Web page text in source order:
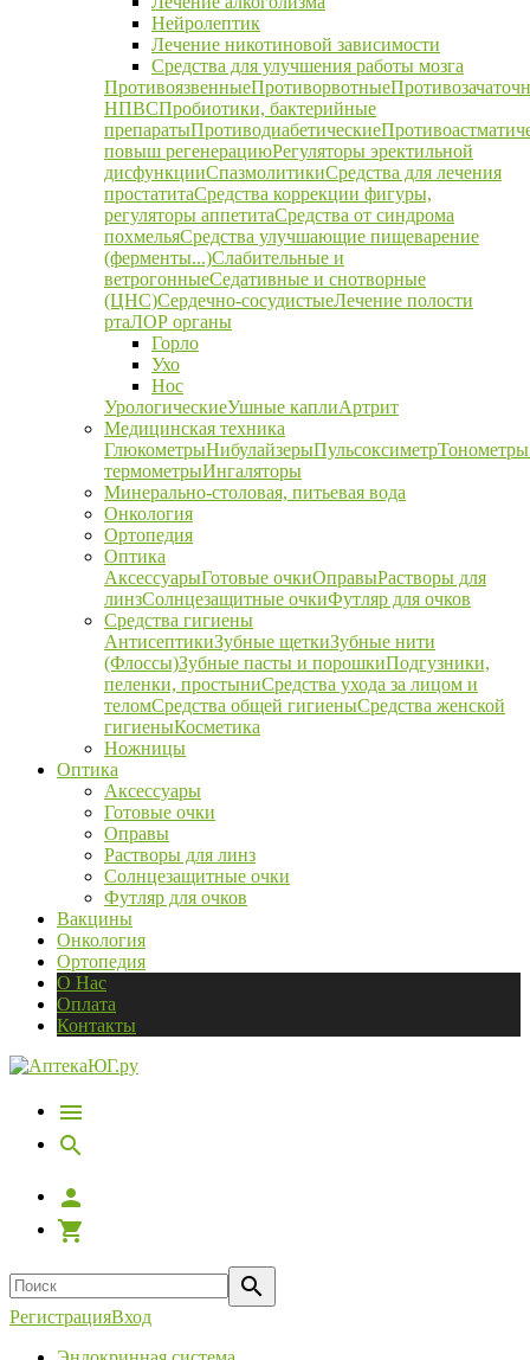
Нейролептик
Лечение никотиновой зависимости
Средства для улучшения работы мозга
ПротивоязвенныеПротиворвотные
НПВСПробиотики, бактерийные
препаратыПротиводиабетические
повыш регенерациюРегуляторы эректильной
дисфункцииСпазмолитикиСредства для лечения
простатитаСредства коррекции фигуры,
регуляторы аппетитаСредства от синдрома
похмельяСредства улучшающие пищеварение
(ферменты...)Слабительные и
ветрогонныеСедативные и снотворные
(ЦНС)Сердечно-сосудистыеЛечение полости
ртаЛОР органы
Горло
Ухо
Нос
УрологическиеУшные каплиАртрит
Медицинская техника
ГлюкометрыНибулайзерыПульсоксиметрТонометры
термометрыИнгаляторы
Минерально-столовая, питьевая вода
Онкология
Ортопедия
Оптика
АксессуарыГотовые очкиОправыРастворы для
линзСолнцезащитные очкиФутляр для очков
Средства гигиены
АнтисептикиЗубные щеткиЗубные нити
(Флоссы)Зубные пасты и порошкиПодгузники,
пеленки, простыниСредства ухода за лицом и
теломСредства общей гигиеныСредства женской
гигиеныКосметика
Ножницы
Оптика
Аксессуары
Готовые очки
Оправы
Растворы для линз
Солнцезащитные очки
Футляр для очков
Вакцины
Онкология
Ортопедия
О Нас
Оплата
Контакты
РегистрацияВход